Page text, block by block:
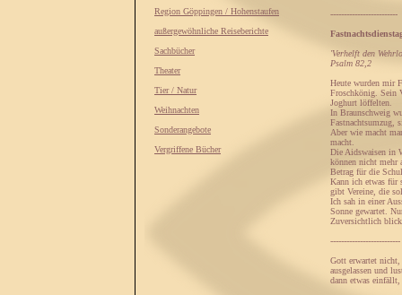
Region Göppingen / Hohenstaufen
außergewöhnliche Reiseberichte
Sachbücher
Theater
Tier / Natur
Weihnachten
Sonderangebote
Vergriffene Bücher
-------------------------
'Verhelft den
Psalm 82,2
Heute wurden mir
Froschkönig. Sein
Joghurt löffelten.
In Braunschweig
Fastnachtsumzug,
Aber wie macht
macht.
Die Aidswaisen in
können nicht mehr
Betrag für die
Kann ich etwas für
gibt Vereine, die
Ich sah in einer
Sonne gewartet.
Zuversichtlich
--------------------------
Gott erwartet nicht,
ausgelassen und
dann etwas